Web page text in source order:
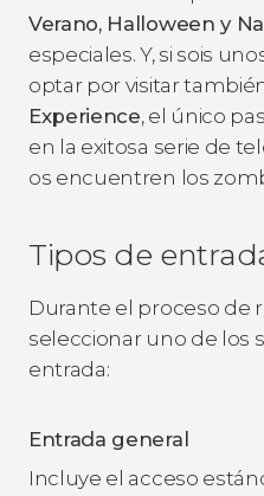
Verano, Halloween y
especiales. Y, si sois
optar por visitar
Experience, el único
en la exitosa serie de
os encuentren los
Tipos de
Durante el proceso de
seleccionar uno de los
entrada:
Entrada general
Incluye el acceso